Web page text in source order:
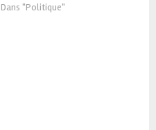
Dans "Politique"